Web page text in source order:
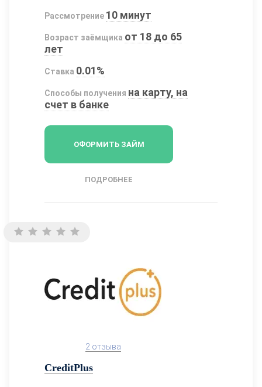
Рассмотрение 10 минут
Возраст заёмщика от 18 до 65
лет
Ставка 0.01%
Способы получения на карту, на
счет в банке
ОФОРМИТЬ ЗАЙМ
ПОДРОБНЕЕ
2 отзыва
CreditPlus